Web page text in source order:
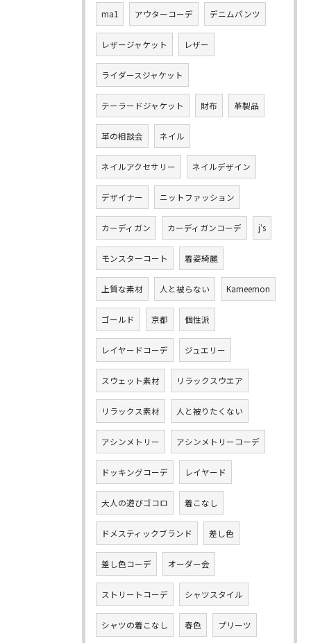
ma1 アウターコーデ デニムパンツ
レザージャケット レザー
ライダースジャケット
テーラードジャケット 財布 革製品
革の相談会 ネイル
ネイルアクセサリー ネイルデザイン
デザイナー ニットファッション
カーディガン カーディガンコーデ j‘s
モンスターコート 着姿綺麗
上質な素材 人と被らない Kameemon
ゴールド 京都 個性派
レイヤードコーデ ジュエリー
スウェット素材 リラックスウエア
リラックス素材 人と被りたくない
アシンメトリー アシンメトリーコーデ
ドッキングコーデ レイヤード
大人の遊びゴコロ 着こなし
ドメスティックブランド 差し色
差し色コーデ オーダー会
ストリートコーデ シャツスタイル
シャツの着こなし 春色 プリーツ